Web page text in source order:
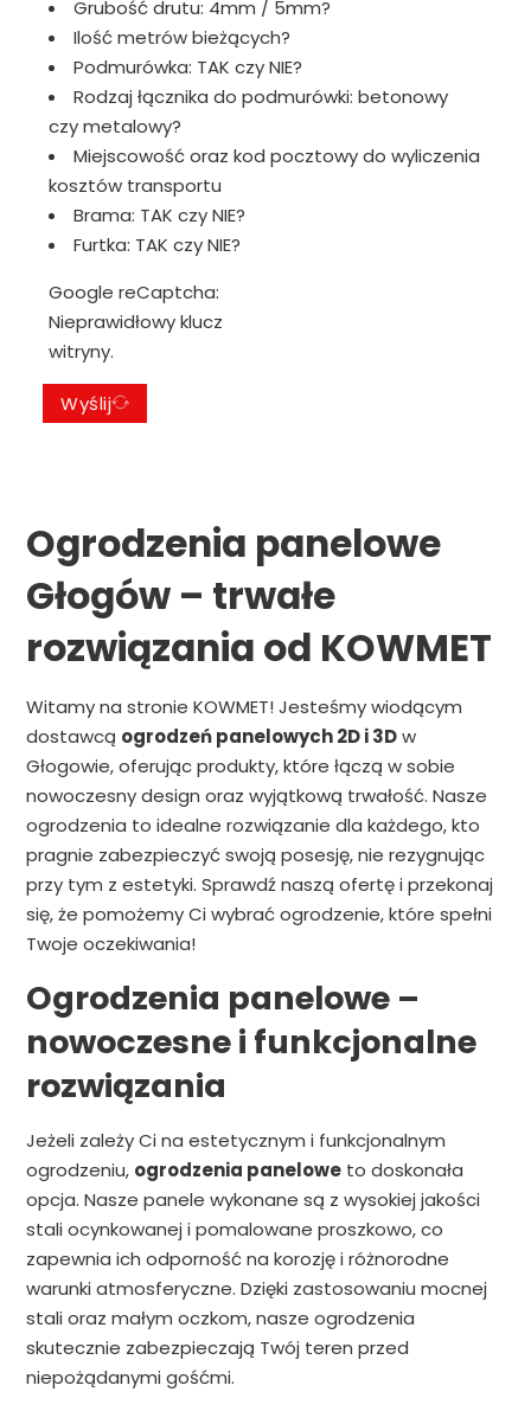
Grubość drutu: 4mm / 5mm?
Ilość metrów bieżących?
Podmurówka: TAK czy NIE?
Rodzaj łącznika do podmurówki: betonowy
czy metalowy?
Miejscowość oraz kod pocztowy do wyliczenia
kosztów transportu
Brama: TAK czy NIE?
Furtka: TAK czy NIE?
Google reCaptcha:
Nieprawidłowy klucz
witryny.
Wyślij
Ogrodzenia panelowe
Głogów – trwałe
rozwiązania od KOWMET
Witamy na stronie KOWMET! Jesteśmy wiodącym
dostawcą ogrodzeń panelowych 2D i 3Dw
Głogowie, oferując produkty, które łączą w sobie
nowoczesny design oraz wyjątkową trwałość. Nasze
ogrodzenia to idealne rozwiązanie dla każdego, kto
pragnie zabezpieczyć swoją posesję, nie rezygnując
przy tym z estetyki. Sprawdź naszą ofertę i przekonaj
się, że pomożemy Ci wybrać ogrodzenie, które spełni
Twoje oczekiwania!
Ogrodzenia panelowe –
nowoczesne i funkcjonalne
rozwiązania
Jeżeli zależy Ci na estetycznym i funkcjonalnym
ogrodzeniu, ogrodzenia paneloweto doskonała
opcja. Nasze panele wykonane są z wysokiej jakości
stali ocynkowanej i pomalowane proszkowo, co
zapewnia ich odporność na korozję i różnorodne
warunki atmosferyczne. Dzięki zastosowaniu mocnej
stali oraz małym oczkom, nasze ogrodzenia
skutecznie zabezpieczają Twój teren przed
niepożądanymi gośćmi.